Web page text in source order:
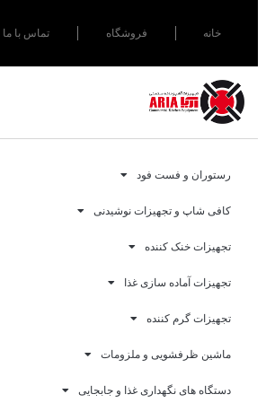
خانه فروشگاه تماس با ما
رستوران و فست فود
کافی شاپ و تجهیزات نوشیدنی
تجهیزات خنک کننده
تجهیزات آماده سازی غذا
تجهیزات گرم کننده
ماشین ظرفشویی و ملزومات
دستگاه های نگهداری غذا و جابجایی